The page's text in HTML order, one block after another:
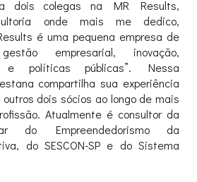
dois colegas na MR Results,
onde mais me dedico,
é uma pequena empresa de
empresarial, inovação,
e políticas públicas”. Nessa
compartilha sua experiência
dois sócios ao longo de mais
Atualmente é consultor da
do Empreendedorismo da
do SESCON-SP e do Sistema